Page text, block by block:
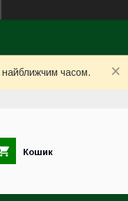
найближчим часом.
Кошик